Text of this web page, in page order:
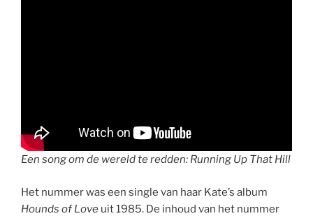
Een song om de wereld te redden: Running Up That Hill
Het nummer was een single van haar Kate’s album
Hounds of Love uit 1985. De inhoud van het nummer